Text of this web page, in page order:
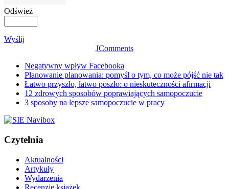
Odśwież
Wyślij
JComments
Negatywny wpływ Facebooka
Planowanie planowania: pomyśl o tym, co może pójść nie tak
Łatwo przyszło, łatwo poszło: o nieskuteczności afirmacji
12 zdrowych sposobów poprawiających samopoczucie
3 sposoby na lepsze samopoczucie w pracy
Czytelnia
Aktualności
Artykuły
Wydarzenia
Recenzje książek